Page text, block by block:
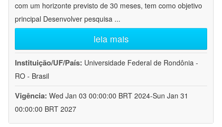
com um horizonte previsto de 30 meses, tem como objetivo
principal Desenvolver pesquisa ...
leia mais
Instituição/UF/País: Universidade Federal de Rondônia -
RO - Brasil
Vigência: Wed Jan 03 00:00:00 BRT 2024-Sun Jan 31
00:00:00 BRT 2027